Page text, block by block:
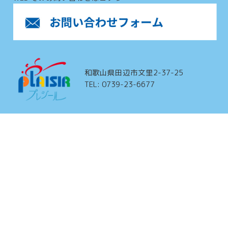
和歌山県田辺市文里2-37-25
TEL: 0739-23-6677